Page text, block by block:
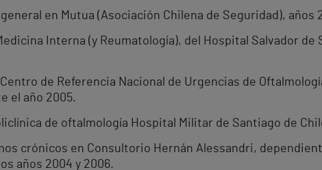
en Mutua (Asociación Chilena de Seguridad), años
Interna (y Reumatología), del Hospital Salvador
de Referencia Nacional de Urgencias de
el año 2005.
de oftalmología Hospital Militar de Santiago de
crónicos en Consultorio Hernán Alessandri,
años 2004 y 2006.